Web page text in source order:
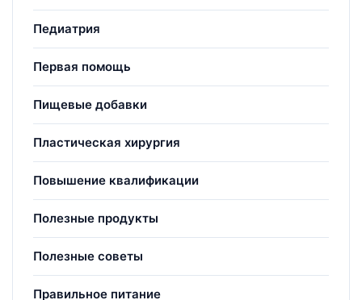
Педиатрия
Первая помощь
Пищевые добавки
Пластическая хирургия
Повышение квалификации
Полезные продукты
Полезные советы
Правильное питание